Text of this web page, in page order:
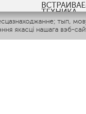
тып,
якасці нашага вэб-
ТЕХНИКА
Вытяжки
Варочные